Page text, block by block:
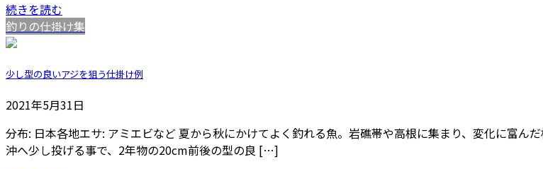
続きを読む
釣りの仕掛け集
少し型の良いアジを狙う仕掛け例
2021年5月31日
分布: 日本各地エサ: アミエビなど 夏から秋にかけてよく釣れる魚。岩礁帯や高根に集まり、変化に富ん
沖へ少し投げる事で、2年物の20cm前後の型の良 […]